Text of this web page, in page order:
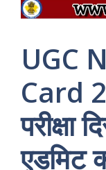
UGC
Card
एडमिट